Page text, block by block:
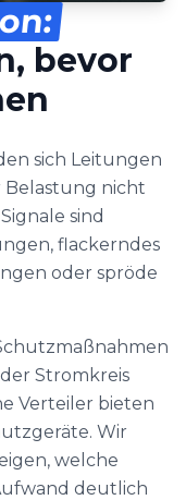
bevor
sich Leitungen
nicht
sind
flackerndes
oder spröde
Stromkreis
Verteiler bieten
Wir
welche
deutlich